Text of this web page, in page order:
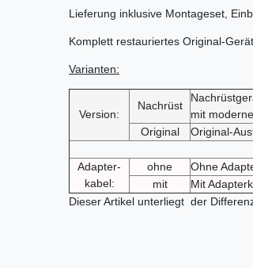
Lieferung inklusive Montageset,
Komplett restauriertes Original-
Varianten:
Version:
Nachrüst
mit
Original
Original-
Adapter-
kabel:
ohne
Ohne
mit
Mit
Dieser Artikel unterliegt der